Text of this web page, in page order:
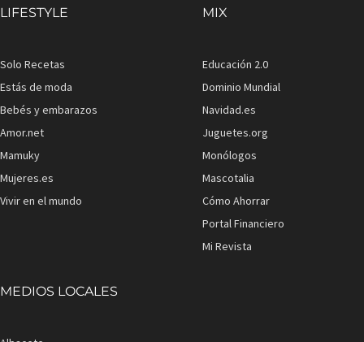
LIFESTYLE
Solo Recetas
Estás de moda
Bebés y embarazos
Amor.net
Mamuky
Mujeres.es
Vivir en el mundo
MIX
Educación 2.0
Dominio Mundial
Navidad.es
Juguetes.org
Monólogos
Mascotalia
Cómo Ahorrar
Portal Financiero
Mi Revista
MEDIOS LOCALES